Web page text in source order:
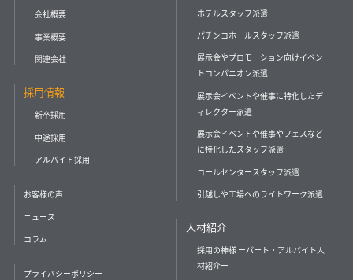
会社概要
事業概要
関連会社
採用情報
新卒採用
中途採用
アルバイト採用
お客様の声
ニュース
コラム
プライバシーポリシー
ホテルスタッフ派遣
パチンコホールスタッフ派遣
展示会やプロモーション向けイベン
トコンパニオン派遣
展示会イベントや催事に特化したデ
ィレクター派遣
展示会イベントや催事やフェスなど
に特化したスタッフ派遣
コールセンタースタッフ派遣
引越しや工場へのライトワーク派遣
人材紹介
採用の神様 ーパート・アルバイト人
材紹介ー